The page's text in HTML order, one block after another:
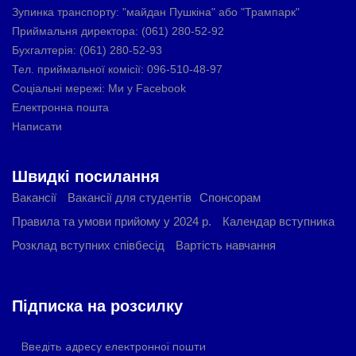
Основи стандартизації та контроль
якості
Устаткування закладів ресторанного
господарства
Зупинка транспорту: "майдан Пушкіна" або "Трампарк"
Приймальня директора: (061) 280-52-92
Бухгалтерія: (061) 280-52-93
Тел. приймальної комісії: 096-510-48-97
Соціальні мережі: Ми у Facebook
Електронна пошта
Написати
Швидкі посилання
Вакансії Вакансії для студентів
Спонсорам
Правила та умови прийому у 2024 р.
Календар вступника
Розклад вступних співбесід
Вартість навчання
Підписка на розсилку